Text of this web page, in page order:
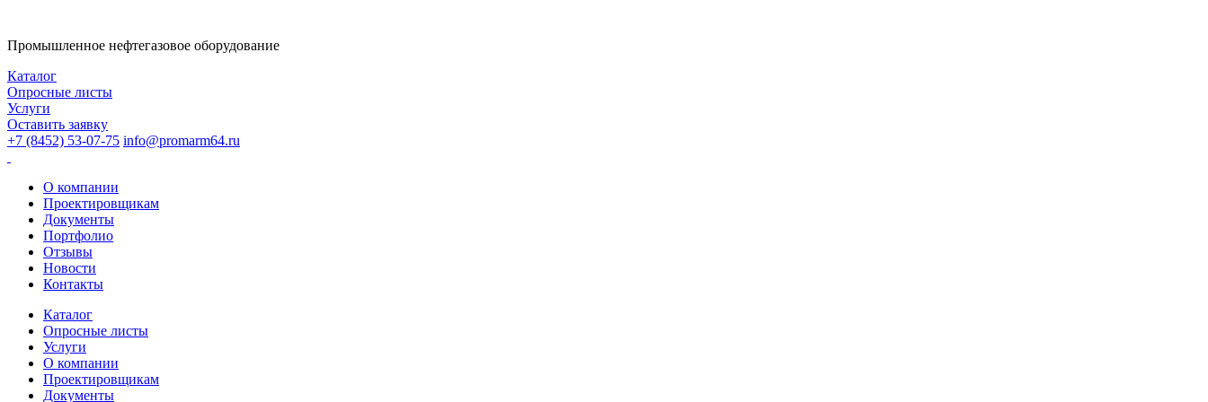
Промышленное нефтегазовое оборудование
Каталог
Опросные листы
Услуги
Оставить заявку
+7 (8452) 53-07-75 info@promarm64.ru
О компании
Проектировщикам
Документы
Портфолио
Отзывы
Новости
Контакты
Каталог
Опросные листы
Услуги
О компании
Проектировщикам
Документы